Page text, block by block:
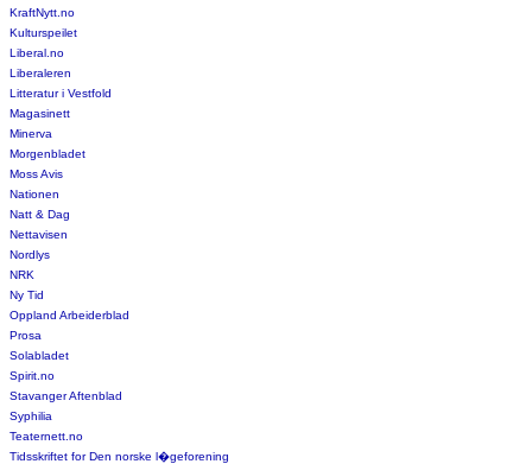
KraftNytt.no
Kulturspeilet
Liberal.no
Liberaleren
Litteratur i Vestfold
Magasinett
Minerva
Morgenbladet
Moss Avis
Nationen
Natt & Dag
Nettavisen
Nordlys
NRK
Ny Tid
Oppland Arbeiderblad
Prosa
Solabladet
Spirit.no
Stavanger Aftenblad
Syphilia
Teaternett.no
Tidsskriftet for Den norske l�geforening